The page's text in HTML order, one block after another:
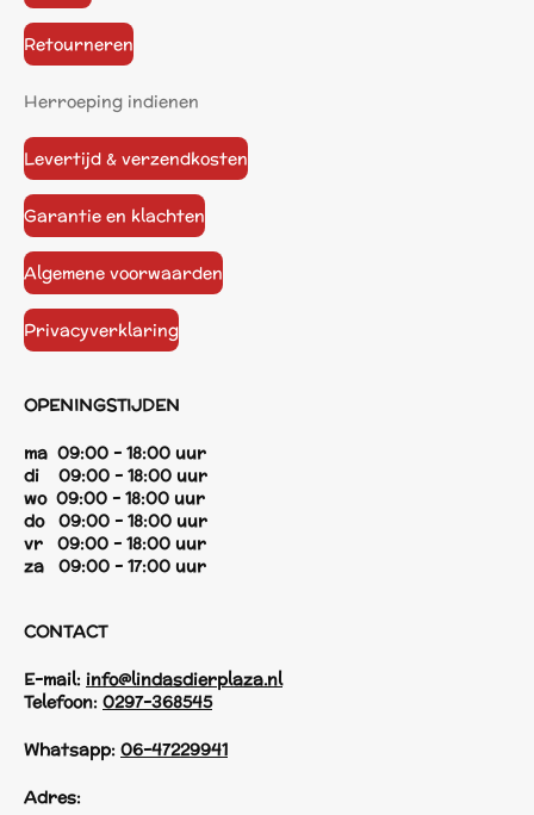
Retourneren
Herroeping indienen
Levertijd & verzendkosten
Garantie en klachten
Algemene voorwaarden
Privacyverklaring
OPENINGSTIJDEN
ma 09:00 - 18:00 uur
di 09:00 - 18:00 uur
wo 09:00 - 18:00 uur
do 09:00 - 18:00 uur
vr 09:00 - 18:00 uur
za 09:00 - 17:00 uur
CONTACT
E-mail: info@lindasdierplaza.nl
Telefoon: 0297-368545
Whatsapp: 06-47229941
Adres: